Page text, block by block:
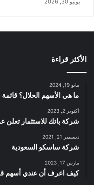
يونيو 30, 2026
الأكثر قراءة
مايو 19, 2024
ما هي الأسهم الحلال؟ قائمة
أكتوبر 2, 2023
شركة باتك للاستثمار تعلن
ديسمبر 21, 2021
شركة ساسكو السعودية
مارس 17, 2023
كيف اعرف أن عندي أسهم